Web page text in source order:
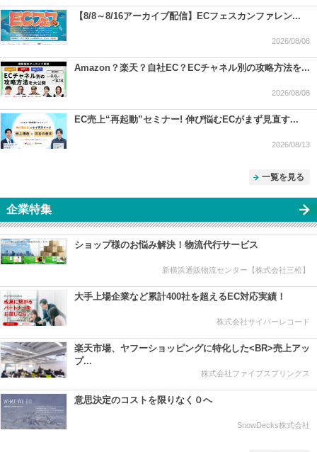
【8/8～8/16アーカイブ配信】ECフェスカンファレン...
2026/08/08
Amazon？楽天？自社EC？ECチャネル別の攻略方法を...
2026/08/08
EC売上“再起動”セミナー! 伸び悩むECがまず見直す...
2026/08/13
一覧を見る
企業特集
ショップ様のお悩み解決！物流代行サービス
新横浜通販物流センター【株式会社三松】
大手上場企業など累計400社を超えるEC対応実績！
株式会社サイバーレコード
楽天市場、ヤフーショッピングに特化した<BR>売上アッ
プ...
株式会社ファイブスプリングス
意思決定のコストを限りなく０へ
SnowDecks株式会社